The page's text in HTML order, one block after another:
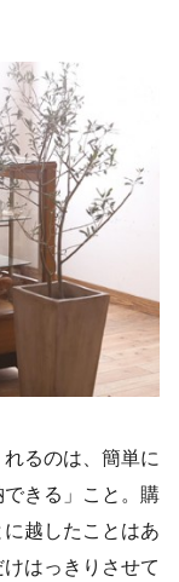
るのは、簡単に
きる」こと。購
越したことはあ
はっきりさせて